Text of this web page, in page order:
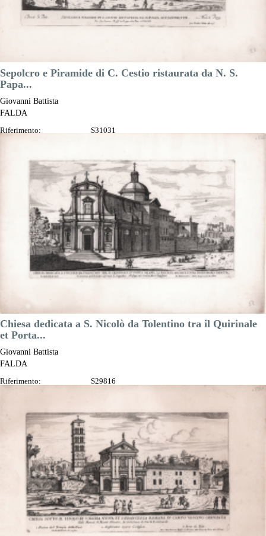
Sepolcro e Piramide di C. Cestio ristaurata da N. S.
Papa...
Giovanni Battista
FALDA
Riferimento:
S31031
Luogo di Stampa:
Roma
Anteprima
DESCRIZIONE
Chiesa dedicata a S. Nicolò da Tolentino tra il Quirinale
et Porta...
Giovanni Battista
FALDA
Riferimento:
S29816
Luogo di Stampa:
Roma

DESCRIZIONE